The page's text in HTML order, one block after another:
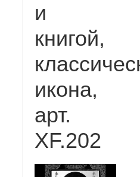
и
книгой,
икона,
арт.
XF.202